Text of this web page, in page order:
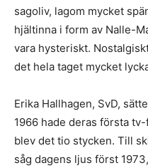
sagoliv, lagom mycket
hjältinna i form av Nalle-
vara hysteriskt.
det hela taget mycket
Erika Hallhagen, SvD,
1966 hade deras första
blev det tio stycken. Till
såg dagens ljus först